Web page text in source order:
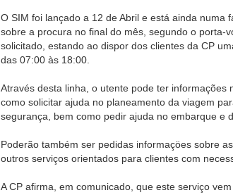
O SIM foi lançado a 12 de Abril e está ainda
sobre a procura no final do mês, segundo o porta-
solicitado, estando ao dispor dos clientes da CP
das 07:00 às 18:00.
Através desta linha, o utente pode ter
como solicitar ajuda no planeamento da viagem
segurança, bem como pedir ajuda no embarque e
Poderão também ser pedidas informaçöes sobre
outros serviços orientados para clientes com
A CP afirma, em comunicado, que este serviço